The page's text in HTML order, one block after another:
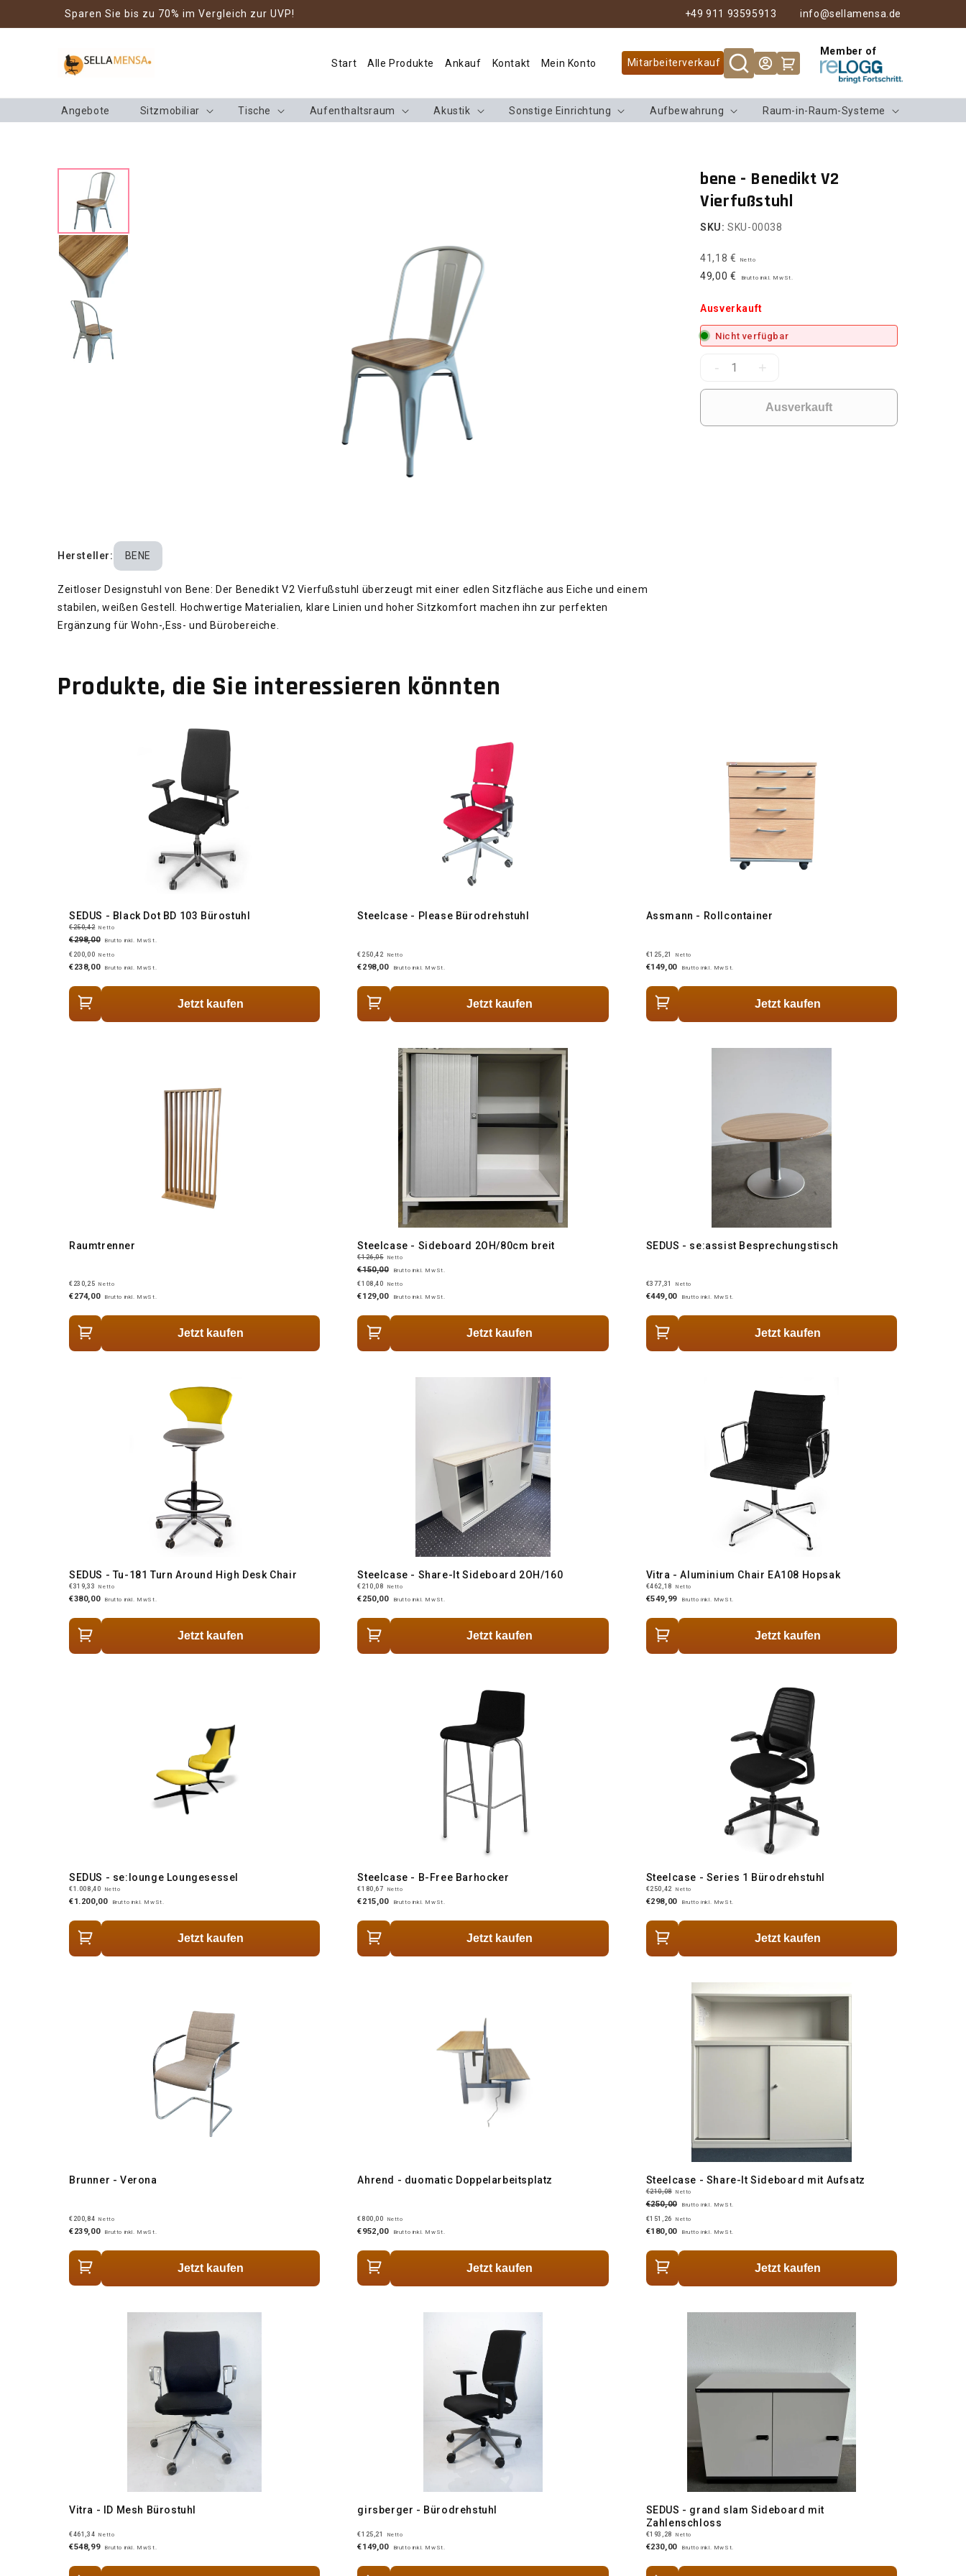
Sparen Sie bis zu 70% im Vergleich zur UVP! +49 911 93595913 info@sellamensa.de
Start Alle Produkte Ankauf Kontakt Mein Konto Mitarbeiterverkauf Warenkorb
Member of
Angebote Sitzmobiliar Tische Aufenthaltsraum Akustik Sonstige Einrichtung Aufbewahrung Raum-in-Raum-Systeme
bene - Benedikt V2
Vierfußstuhl
SKU:SKU-00038
41,18 € Netto
49,00 € Brutto inkl. MwSt.
Ausverkauft
Nicht verfügbar
- +
Ausverkauft
Hersteller: BENE
Zeitloser Designstuhl von Bene: Der Benedikt V2 Vierfußstuhl überzeugt mit einer edlen Sitzfläche aus Eiche und einem
stabilen, weißen Gestell. Hochwertige Materialien, klare Linien und hoher Sitzkomfort machen ihn zur perfekten
Ergänzung für Wohn-,Ess- und Bürobereiche.
Produkte, die Sie interessieren könnten
SEDUS - Black Dot BD 103 Bürostuhl
€250,42 Netto
€298,00
Brutto inkl. MwSt.
€200,00 Netto
€238,00 Brutto inkl. MwSt.
Jetzt kaufen
Steelcase - Please Bürodrehstuhl
€250,42 Netto
€298,00 Brutto inkl. MwSt.
Jetzt kaufen
Assmann - Rollcontainer
€125,21 Netto
€149,00 Brutto inkl. MwSt.
Jetzt kaufen
Raumtrenner
€230,25 Netto
€274,00 Brutto inkl. MwSt.
Jetzt kaufen
Steelcase - Sideboard 2OH/80cm breit
€126,05 Netto
€150,00
Brutto inkl. MwSt.
€108,40
Netto
€129,00 Brutto inkl. MwSt.
Jetzt kaufen
SEDUS - se:assist Besprechungstisch
€377,31 Netto
€449,00 Brutto inkl. MwSt.
Jetzt kaufen
SEDUS - Tu-181 Turn Around High Desk Chair
€319,33 Netto
€380,00 Brutto inkl. MwSt.
Jetzt kaufen
Steelcase - Share-It Sideboard 2OH/160
€210,08 Netto
€250,00 Brutto inkl. MwSt.
Jetzt kaufen
Vitra - Aluminium Chair EA108 Hopsak
€462,18 Netto
€549,99 Brutto inkl. MwSt.
Jetzt kaufen
SEDUS - se:lounge Loungesessel
€1.008,40 Netto
€1.200,00 Brutto inkl. MwSt.
Jetzt kaufen
Steelcase - B-Free Barhocker
€180,67 Netto
€215,00 Brutto inkl. MwSt.
Jetzt kaufen
Steelcase - Series 1 Bürodrehstuhl
€250,42 Netto
€298,00 Brutto inkl. MwSt.
Jetzt kaufen
Brunner - Verona
€200,84 Netto
€239,00 Brutto inkl. MwSt.
Jetzt kaufen
Ahrend - duomatic Doppelarbeitsplatz
€800,00 Netto
€952,00 Brutto inkl. MwSt.
Jetzt kaufen
Steelcase - Share-It Sideboard mit Aufsatz
€210,08 Netto
€250,00
Brutto inkl. MwSt.
€151,26
Netto
€180,00 Brutto inkl. MwSt.
Jetzt kaufen
Vitra - ID Mesh Bürostuhl
€461,34 Netto
€548,99 Brutto inkl. MwSt.
girsberger - Bürodrehstuhl
€125,21 Netto
€149,00 Brutto inkl. MwSt.
SEDUS - grand slam Sideboard mit
Zahlenschloss
€193,28 Netto
€230,00 Brutto inkl. MwSt.